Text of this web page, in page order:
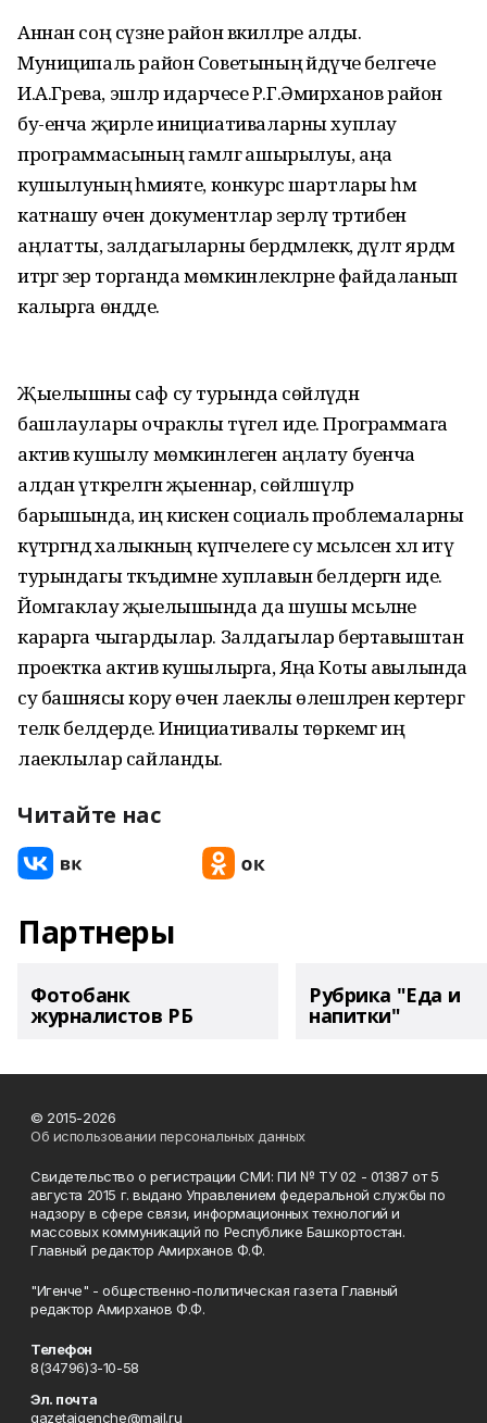
Аннан соң сүзне район вәкилләре алды.
Муниципаль район Советының әйдәүче белгече
И.А.Гәрәева, эшләр идарәчесе Р.Г.Әмирханов район
бу-енча җирле инициативаларны хуплау
программасының гамәлгә ашырылуы, аңа
кушылуның әһәмияте, конкурс шартлары һәм
катнашу өчен документлар әзерләү тәртибен
аңлатты, залдагыларны бердәмлеккә, дәүләт ярдәм
итәргә әзер торганда мөмкинлекләрне файдаланып
калырга өндәде.
Җыелышны саф су турында сөйләүдән
башлаулары очраклы түгел иде. Программага
актив кушылу мөмкинлеген аңлату буенча
алдан үткәрелгән җыеннар, сөйләшүләр
барышында, иң кискен социаль проблемаларны
күтәргәндә халыкның күпчелеге су мәсьәләсен хәл итү
турындагы тәкъдимне хуплавын белдергән иде.
Йомгаклау җыелышында да шушы мәсьәләне
карарга чыгардылар. Залдагылар бертавыштан
проектка актив кушылырга, Яңа Коты авылында
су башнясы кору өчен лаеклы өлешләрен кертергә
теләк белдерде. Инициативалы төркемгә иң
лаеклылар сайланды.
Читайте нас
Партнеры
Фотобанк
журналистов РБ
Рубрика "Еда и
напитки"
© 2015-2026
Об использовании персональных данных
Свидетельство о регистрации СМИ: ПИ № ТУ 02 - 01387 от 5
августа 2015 г. выдано Управлением федеральной службы по
надзору в сфере связи, информационных технологий и
массовых коммуникаций по Республике Башкортостан.
Главный редактор Амирханов Ф.Ф.
"Игенче" - общественно-политическая газета Главный
редактор Амирханов Ф.Ф.
Телефон
8(34796)3-10-58
Эл. почта
gazetaigenche@mail.ru